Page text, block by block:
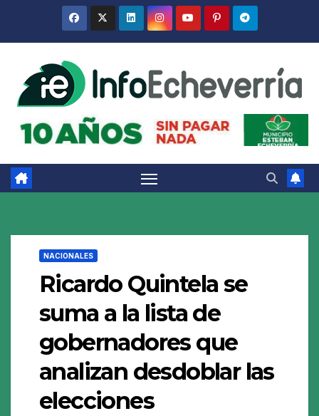
NACIONALES
Ricardo Quintela se
suma a la lista de
gobernadores que
analizan desdoblar las
elecciones